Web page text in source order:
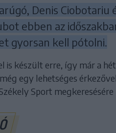
Denis Ciobotariu
ebben az
gyorsan kell pótolni.
is készült erre, így már a
egy lehetséges
Sport megkeresésére